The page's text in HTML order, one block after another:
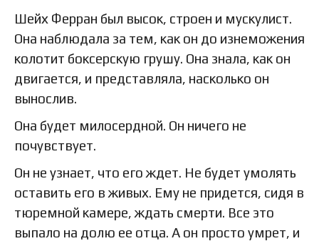
Шейх Ферран был высок, строен и мускулист.
Она наблюдала за тем, как он до изнеможения
колотит боксерскую грушу. Она знала, как он
двигается, и представляла, насколько он
вынослив.
Она будет милосердной. Он ничего не
почувствует.
Он не узнает, что его ждет. Не будет умолять
оставить его в живых. Ему не придется, сидя в
тюремной камере, ждать смерти. Все это
выпало на долю ее отца. А он просто умрет, и